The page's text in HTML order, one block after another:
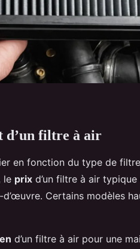
d’un filtre à air
en fonction du type de
le prix d’un filtre à air
Certains modèles
d’un filtre à air pour une